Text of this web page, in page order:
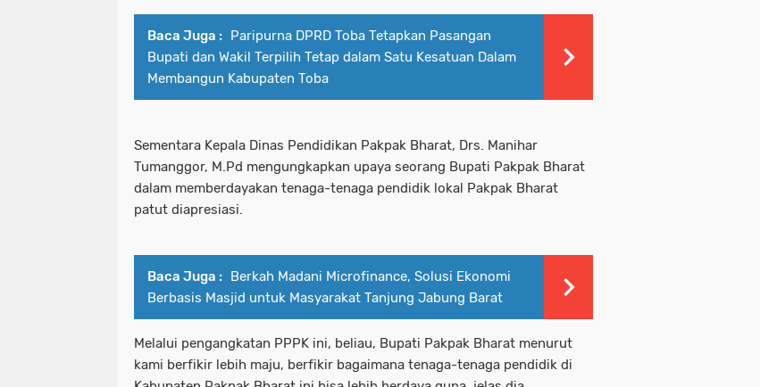
Baca Juga : Paripurna DPRD Toba Tetapkan Pasangan
Bupati dan Wakil Terpilih Tetap dalam Satu Kesatuan Dalam
Membangun Kabupaten Toba
Sementara Kepala Dinas Pendidikan Pakpak Bharat, Drs. Manihar
Tumanggor, M.Pd mengungkapkan upaya seorang Bupati Pakpak Bharat
dalam memberdayakan tenaga-tenaga pendidik lokal Pakpak Bharat
patut diapresiasi.
Baca Juga : Berkah Madani Microfinance, Solusi Ekonomi
Berbasis Masjid untuk Masyarakat Tanjung Jabung Barat
Melalui pengangkatan PPPK ini, beliau, Bupati Pakpak Bharat menurut
kami berfikir lebih maju, berfikir bagaimana tenaga-tenaga pendidik di